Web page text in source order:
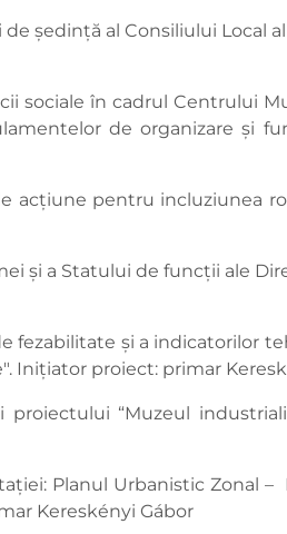
ședință al Consiliului Local
sociale în cadrul Centrului
de organizare și
acțiune pentru incluziunea
și a Statului de funcții ale
fezabilitate și a indicatorilor
Inițiator proiect: primar
“Muzeul
Planul Urbanistic Zonal
Kereskényi Gábor